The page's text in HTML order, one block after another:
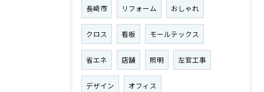
長崎市 リフォーム おしゃれ
クロス 看板 モールテックス
省エネ 店舗 照明 左官工事
デザイン オフィス